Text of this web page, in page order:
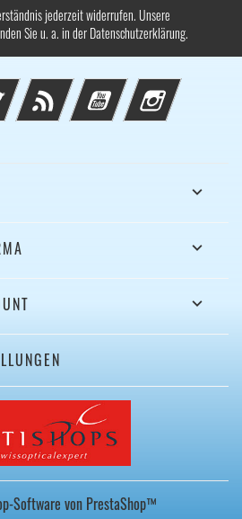
jederzeit widerrufen. Unsere
Sie u. a. in der Datenschutzerklärung.
Twitter Rss YouTube Instagram



Software von PrestaShop™